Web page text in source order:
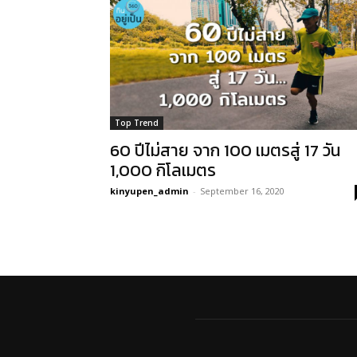
Top Trend
60 ปีไม่สาย จาก 100 เมตรสู่ 17 วัน
1,000 กิโลเมตร
kinyupen_admin - September 16, 2020